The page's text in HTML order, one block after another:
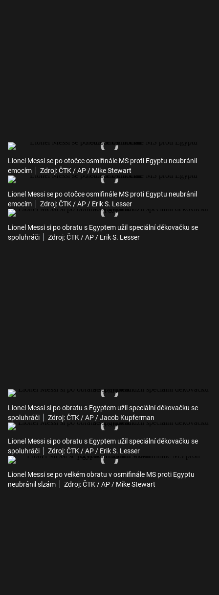
Lionel Messi se po otočce osmifinále MS proti Egyptu neubránil
emocím
Zdroj: ČTK / AP / Mike Stewart
Lionel Messi se po otočce osmifinále MS proti Egyptu neubránil
emocím
Zdroj: ČTK / AP / Erik S. Lesser
Lionel Messi si po obratu s Egyptem užil speciální děkovačku se
spoluhráči
Zdroj: ČTK / AP / Erik S. Lesser
Lionel Messi si po obratu s Egyptem užil speciální děkovačku se
spoluhráči
Zdroj: ČTK / AP / Jacob Kupferman
Lionel Messi si po obratu s Egyptem užil speciální děkovačku se
spoluhráči
Zdroj: ČTK / AP / Erik S. Lesser
Lionel Messi se po velkém obratu v osmifinále MS proti Egyptu
neubránil slzám
Zdroj: ČTK / AP / Mike Stewart